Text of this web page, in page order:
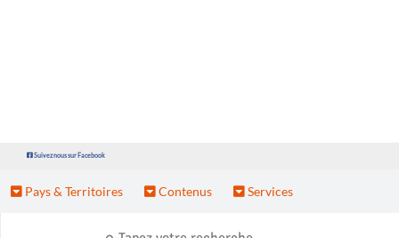
Suivez nous sur Facebook
Pays & Territoires Contenus Services